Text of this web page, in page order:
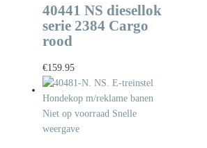
40441 NS diesellok
serie 2384 Cargo
rood
€159.95
Niet op voorraad Snelle
weergave